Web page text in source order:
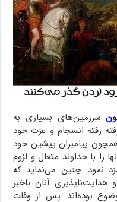
سرزمین‌های بسیاری به
رفته انسجام و عزت خود
پیامبران پیشین خود
را با خداوند متعال و لزوم
نمود. چنین می‌نماید که
آنان باخبر
بوده‌اند. پس از وفات